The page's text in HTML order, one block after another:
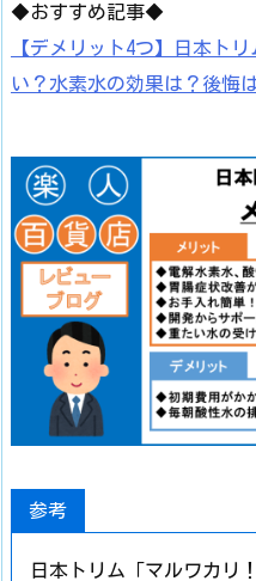
◆おすすめ記事◆
【デメリット4つ】日本ト
い？水素水の効果は？後悔
参考
日本トリム「マルワカリ